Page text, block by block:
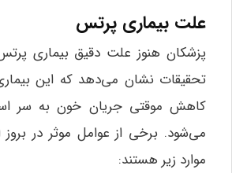
علت بیماری پرتس
پزشکان هنوز علت دقیق بیماری پرتس
تحقیقات نشان می‌دهد که این
کاهش موقتی جریان خون به سر
می‌شود. برخی از عوامل موثر در
موارد زیر هستند: